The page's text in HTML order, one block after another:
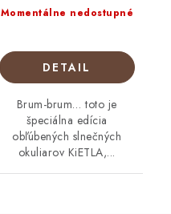
Momentálne nedostupné
DETAIL
Brum-brum… toto je
špeciálna edícia
obľúbených slnečných
okuliarov KiETLA,...